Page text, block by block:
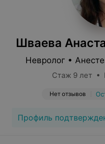
Шваева
Невролог •
Стаж 9 лет •
Нет отзывов
Профиль